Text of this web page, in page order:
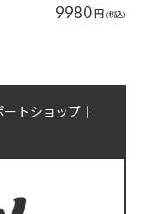
9980円 (税込)
トショップ｜